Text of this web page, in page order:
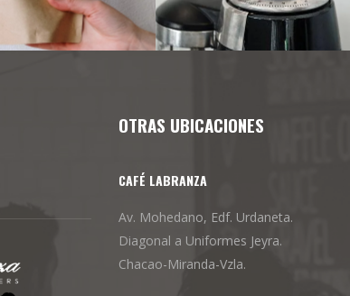
OTRAS UBICACIONES
CAFÉ LABRANZA
Av. Mohedano, Edf. Urdaneta.
Diagonal a Uniformes Jeyra.
Chacao-Miranda-Vzla.